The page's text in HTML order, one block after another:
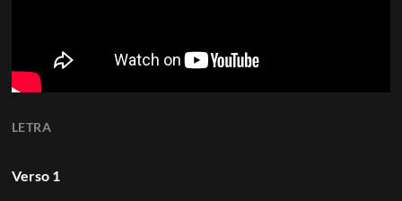
LETRA
Verso 1